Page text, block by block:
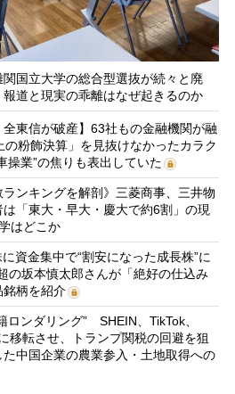
国立大学の総合型選抜が続々と廃
道と現実の乖離はなぜ起きるのか
全東信が破産】63社もの金融機関が融
粉飾決算」を見抜けなかったカラク
業”の焦りも表出していた
ランキングを解剖》三菱商事、三井物
「東大・早大・慶大で約6割」の現
はどこか
資金集中で“割安になった成長株”に
坂本慎太郎さんが「絶好の仕込み
柄を紹介
ロンダリング” SHEIN、TikTok、
移転させ、トランプ関税の回避を狙
中国企業の農業参入・土地取得への